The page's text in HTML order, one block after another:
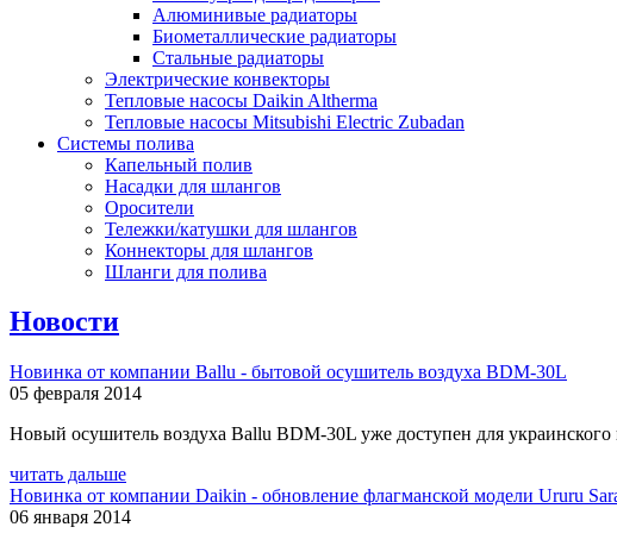
Алюминивые радиаторы
Биометаллические радиаторы
Стальные радиаторы
Электрические конвекторы
Тепловые насосы Daikin Altherma
Тепловые насосы Mitsubishi Electric Zubadan
Системы полива
Капельный полив
Насадки для шлангов
Оросители
Тележки/катушки для шлангов
Коннекторы для шлангов
Шланги для полива
Новости
Новинка от компании Ballu - бытовой осушитель воздуха BDM-30L
05 февраля 2014
Новый осушитель воздуха Ballu BDM-30L уже доступен для
читать дальше
Новинка от компании Daikin - обновление флагманской модели Ururu
06 января 2014